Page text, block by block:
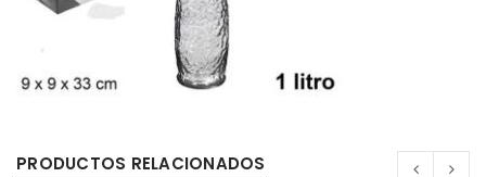
PRODUCTOS RELACIONADOS